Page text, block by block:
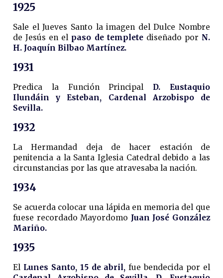
1925
Sale el Jueves Santo la imagen del Dulce Nombre
de Jesús en el paso de templetediseñado por N.
H. Joaquín Bilbao Martínez.
1931
Predica la Función Principal D. Eustaquio
Ilundáin y Esteban, Cardenal Arzobispo de
Sevilla.
1932
La Hermandad deja de hacer estación de
penitencia a la Santa Iglesia Catedral debido a las
circunstancias por las que atravesaba la nación.
1934
Se acuerda colocar una lápida en memoria del que
fuese recordado Mayordomo Juan José González
Mariño.
1935
El Lunes Santo, 15 de abril, fue bendecida por el